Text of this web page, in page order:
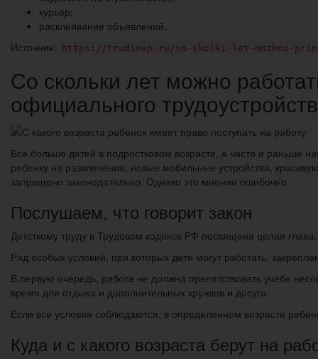
курьер;
расклеивание объявлений.
Источник:
https://trudinsp.ru/so-skolki-let-mozhno-
Со скольки лет можно
официального
Все больше детей в подростковом возрасте, а часто и раньше
ребенку на развлечения, новые мобильные устройства,
запрещено законодательно. Однако это мнение ошибочно.
Послушаем, что говорит закон
Детсткому труду в Трудовом кодексе РФ посвящена целая
Ряд особых условий, при которых дети могут работать,
В первую очередь, работа не должна препятствовать учебе
время для отдыха и дополнительных кружков и досуга.
Если все условия соблюдаются, в определенном возрасте
Куда и с какого возраста берут на